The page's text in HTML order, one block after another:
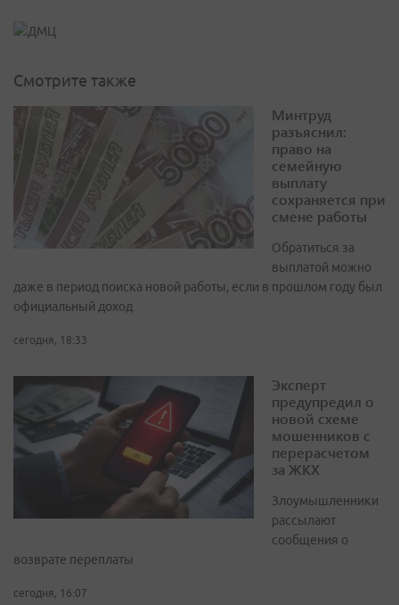
Смотрите также
Минтруд
разъяснил:
право на
семейную
выплату
сохраняется при
смене работы
Обратиться за
выплатой можно
даже в период поиска новой работы, если в прошлом году был
официальный доход
сегодня, 18:33
Эксперт
предупредил о
новой схеме
мошенников с
перерасчетом
за ЖКХ
Злоумышленники
рассылают
сообщения о
возврате переплаты
сегодня, 16:07